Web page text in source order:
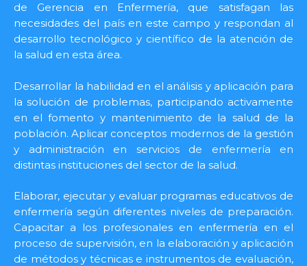
de Gerencia en Enfermería, que satisfagan las
necesidades del país en este campo y respondan al
desarrollo tecnológico y científico de la atención de
la salud en esta área.
Desarrollar la habilidad en el análisis y aplicación para
la solución de problemas, participando activamente
en el fomento y mantenimiento de la salud de la
población. Aplicar conceptos modernos de la gestión
y administración en servicios de enfermería en
distintas instituciones del sector de la salud.
Elaborar, ejecutar y evaluar programas educativos de
enfermería según diferentes niveles de preparación.
Capacitar a los profesionales en enfermería en el
proceso de supervisión, en la elaboración y aplicación
de métodos y técnicas e instrumentos de evaluación,